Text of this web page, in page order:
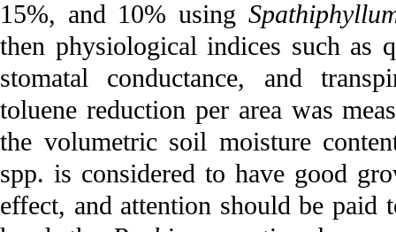
15%, and 10% using
then physiological indices such as
stomatal conductance, and
toluene reduction per area was
the volumetric soil moisture
spp. is considered to have good
effect, and attention should be